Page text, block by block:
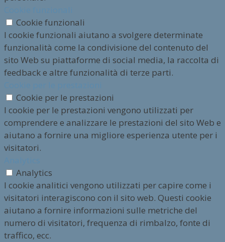
Cookie funzionali
I cookie funzionali aiutano a svolgere determinate
funzionalità come la condivisione del contenuto del
sito Web su piattaforme di social media, la raccolta di
feedback e altre funzionalità di terze parti.
Cookie per le prestazioni
I cookie per le prestazioni vengono utilizzati per
comprendere e analizzare le prestazioni del sito Web e
aiutano a fornire una migliore esperienza utente per i
visitatori.
Analytics
I cookie analitici vengono utilizzati per capire come i
visitatori interagiscono con il sito web. Questi cookie
aiutano a fornire informazioni sulle metriche del
numero di visitatori, frequenza di rimbalzo, fonte di
traffico, ecc.